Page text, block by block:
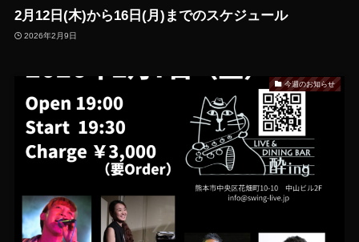
2月12日(木)から16日(月)までのスケジュール
2026年2月9日
今週のお知らせ